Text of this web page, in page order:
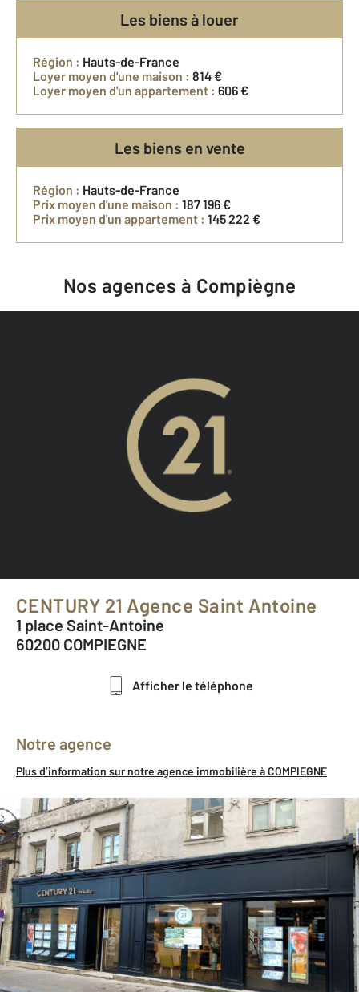
Les biens à louer
Région : Hauts-de-France
Loyer moyen d'une maison : 814 €
Loyer moyen d'un appartement : 606 €
Les biens en vente
Région : Hauts-de-France
Prix moyen d'une maison : 187 196 €
Prix moyen d'un appartement : 145 222 €
Nos agences à Compiègne
CENTURY 21 Agence Saint Antoine
1 place Saint-Antoine
60200 COMPIEGNE
Afficher le téléphone
Notre agence
Plus d’information sur notre agence immobilière à COMPIEGNE